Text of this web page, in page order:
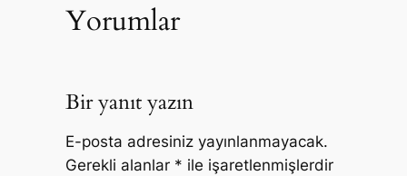
Yorumlar
Bir yanıt yazın
E-posta adresiniz yayınlanmayacak.
Gerekli alanlar * ile işaretlenmişlerdir